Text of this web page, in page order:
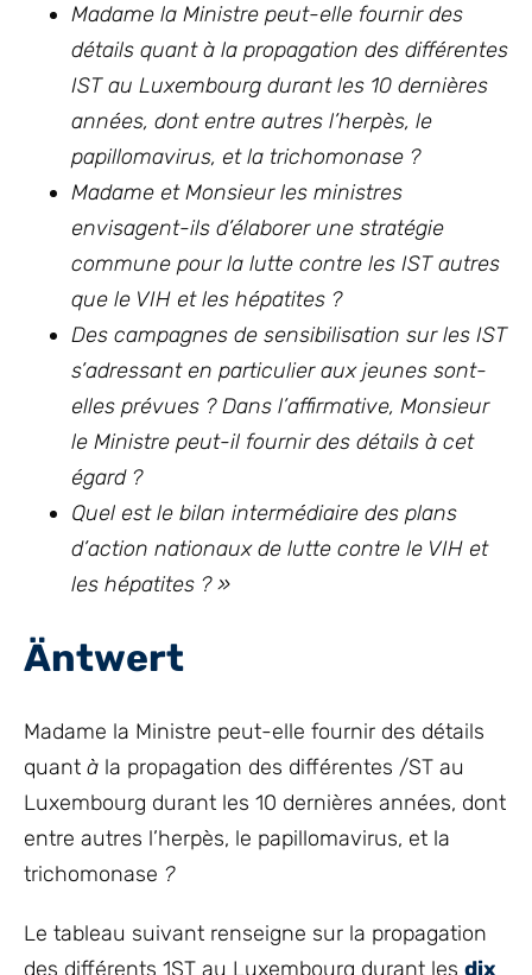
Madame la Ministre peut-elle fournir des
détails quant à la propagation des différentes
IST au Luxembourg durant les 10 dernières
années, dont entre autres l’herpès, le
papillomavirus, et la trichomonase ?
Madame et Monsieur les ministres
envisagent-ils d’élaborer une stratégie
commune pour la lutte contre les IST autres
que le VIH et les hépatites ?
Des campagnes de sensibilisation sur les IST
s’adressant en particulier aux jeunes sont-
elles prévues ? Dans l’affirmative, Monsieur
le Ministre peut-il fournir des détails à cet
égard ?
Quel est le bilan intermédiaire des plans
d’action nationaux de lutte contre le VIH et
les hépatites ? »
Äntwert
Madame la Ministre peut-elle fournir des détails
quant à la propagation des différentes /ST au
Luxembourg durant les 10 dernières années, dont
entre autres l’herpès, le papillomavirus, et la
trichomonase ?
Le tableau suivant renseigne sur la propagation
des différents 1ST au Luxembourg durant les dix